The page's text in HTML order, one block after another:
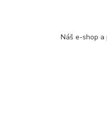
Náš e-shop a